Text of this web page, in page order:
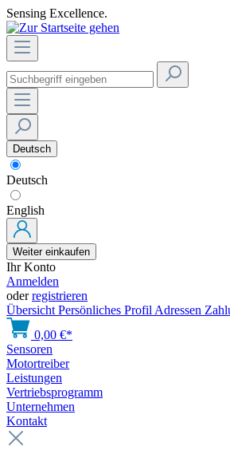
Sensing Excellence.
Deutsch
Deutsch
English
Weiter einkaufen
Ihr Konto
Anmelden
oderregistrieren
Übersicht Persönliches Profil Adressen
0,00 €*
Sensoren
Motortreiber
Leistungen
Vertriebsprogramm
Unternehmen
Kontakt